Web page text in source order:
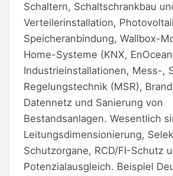
Schaltern, Schaltschrankbau
Verteilerinstallation,
Speicheranbindung, Wallbox-
Home-Systeme (KNX,
Industrieinstallationen, Mess-,
Regelungstechnik (MSR),
Datennetz und Sanierung von
Bestandsanlagen. Wesentlich
Leitungsdimensionierung,
Schutzorgane, RCD/FI-Schutz
Potenzialausgleich. Beispiel